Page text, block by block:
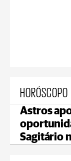
HORÓSCOPO
Astros
Sagitário